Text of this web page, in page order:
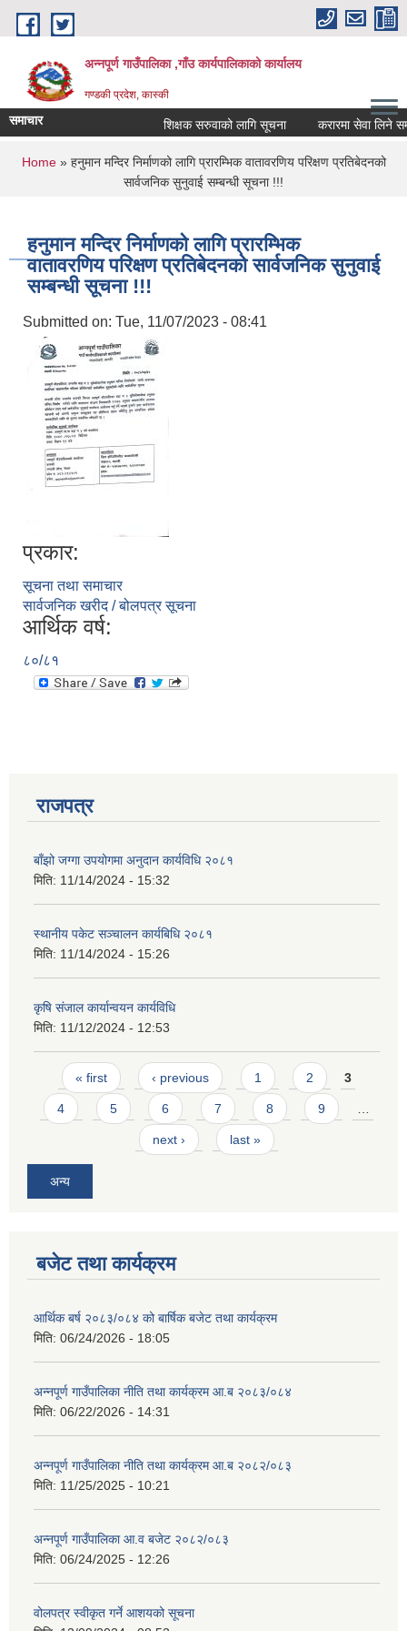
Skip to main content
अन्नपूर्ण गाउँपालिका ,गाँउ कार्यपालिकाको कार्यालय
गण्डकी प्रदेश, कास्की
समाचार शिक्षक सरुवाको लागि सूचना करारमा सेवा लिने
You are here
Home» हनुमान मन्दिर निर्माणको लागि प्रारम्भिक वातावरणिय परिक्षण प्रतिबेदनको
सार्वजनिक सुनुवाई सम्बन्धी सूचना !!!
हनुमान मन्दिर निर्माणको लागि प्रारम्भिक
वातावरणिय परिक्षण प्रतिबेदनको सार्वजनिक सुनुवाई
सम्बन्धी सूचना !!!
Submitted on: Tue, 11/07/2023 - 08:41
प्रकार:
सूचना तथा समाचार
सार्वजनिक खरीद / बोलपत्र सूचना
आर्थिक वर्ष:
८०/८१
राजपत्र
बाँझो जग्गा उपयोगमा अनुदान कार्यविधि २०८१
मिति: 11/14/2024 - 15:32
स्थानीय पकेट सञ्चालन कार्यबिधि २०८१
मिति: 11/14/2024 - 15:26
कृषि संजाल कार्यान्वयन कार्यविधि
मिति: 11/12/2024 - 12:53
Pages
« first ‹ previous 1 2 3
4 5 6 7 8 9
next › last »
अन्य
बजेट तथा कार्यक्रम
आर्थिक बर्ष २०८३/०८४ को बार्षिक बजेट तथा कार्यक्रम
मिति: 06/24/2026 - 18:05
अन्नपूर्ण गाउँपालिका नीति तथा कार्यक्रम आ.ब २०८३/०८४
मिति: 06/22/2026 - 14:31
अन्नपूर्ण गाउँपालिका नीति तथा कार्यक्रम आ.ब २०८२/०८३
मिति: 11/25/2025 - 10:21
अन्नपूर्ण गाउँपालिका आ.व बजेट २०८२/०८३
मिति: 06/24/2025 - 12:26
वोलपत्र स्वीकृत गर्ने आशयको सूचना